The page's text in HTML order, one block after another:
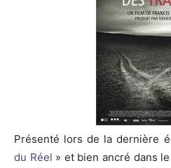
Présenté lors de la dernière
du Réel » et bien ancré dans